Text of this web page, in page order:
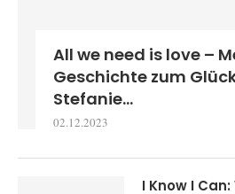
All we need is love –
Geschichte zum
Stefanie...
02.12.2023
I Know I